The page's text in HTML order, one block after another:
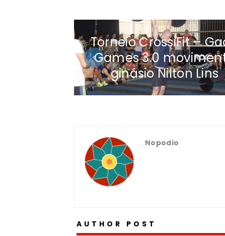
Torneio CrossiFit –
Games 3.0
ginásio Nilton Lins
Nopodio
AUTHOR POST